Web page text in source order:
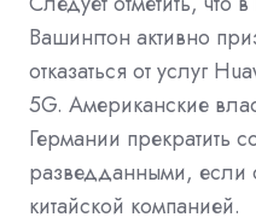
Вашингтон активно
отказаться от услуг
5G. Американские
Германии прекратить
разведданными, если
китайской компанией.